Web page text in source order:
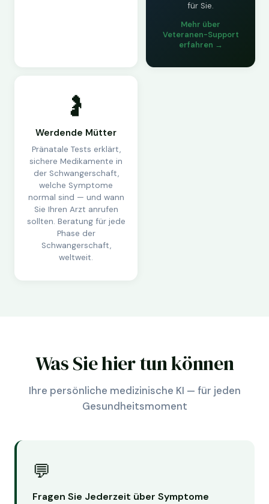
für Sie.
Mehr über
Veteranen-Support
erfahren →
🤰
Werdende Mütter
Pränatale Tests erklärt,
sichere Medikamente in
der Schwangerschaft,
welche Symptome
normal sind — und wann
Sie Ihren Arzt anrufen
sollten. Beratung für jede
Phase der
Schwangerschaft,
weltweit.
Was Sie hier tun können
Ihre persönliche medizinische KI — für jeden
Gesundheitsmoment
💬
Fragen Sie Jederzeit über Symptome